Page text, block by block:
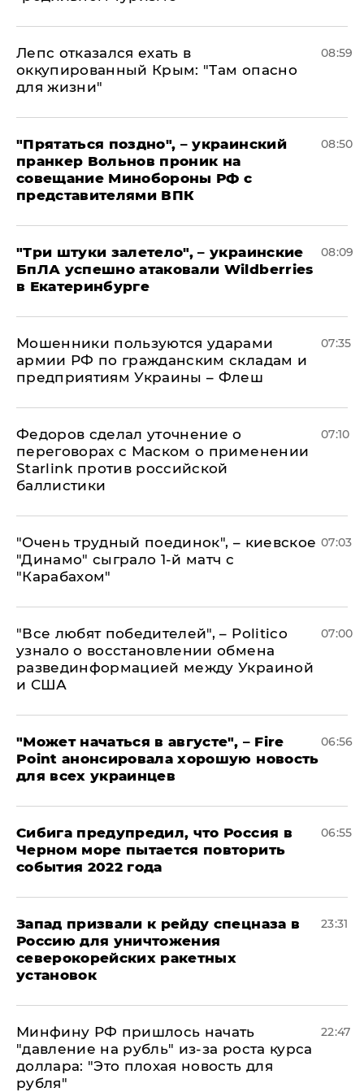
Лепс отказался ехать в
оккупированный Крым: "Там опасно
для жизни"
08:59
"Прятаться поздно", – украинский
пранкер Вольнов проник на
совещание Минобороны РФ с
представителями ВПК
08:50
"Три штуки залетело", – украинские
БпЛА успешно атаковали Wildberries
в Екатеринбурге
08:09
Мошенники пользуются ударами
армии РФ по гражданским складам и
предприятиям Украины – Флеш
07:35
Федоров сделал уточнение о
переговорах с Маском о применении
Starlink против российской
баллистики
07:10
"Очень трудный поединок", – киевское
"Динамо" сыграло 1-й матч с
"Карабахом"
07:03
​"Все любят победителей", – Politico
узнало о восстановлении обмена
развединформацией между Украиной
и США
07:00
"Может начаться в августе", – Fire
Point анонсировала хорошую новость
для всех украинцев
06:56
Сибига предупредил, что Россия в
Черном море пытается повторить
события 2022 года
06:55
Запад призвали к рейду спецназа в
Россию для уничтожения
северокорейских ракетных
установок
23:31
Минфину РФ пришлось начать
"давление на рубль" из-за роста курса
доллара: "Это плохая новость для
рубля"
22:47